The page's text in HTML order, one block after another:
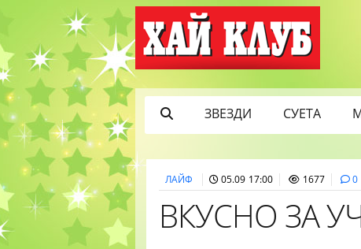
ЗВЕЗДИ СУЕТА
ЛАЙФ 05.09 17:00 1677 0
ВКУСНО ЗА